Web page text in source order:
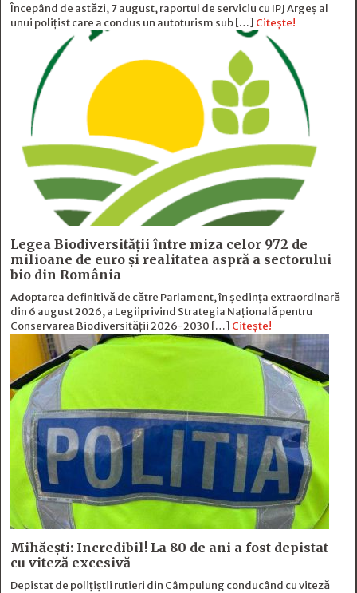
Începând de astăzi, 7 august, raportul de serviciu cu IPJ Argeș al
unui polițist care a condus un autoturism sub […] Citește!
Legea Biodiversității între miza celor 972 de
milioane de euro și realitatea aspră a sectorului
bio din România
Adoptarea definitivă de către Parlament, în ședința extraordinară
din 6 august 2026, a Legiiprivind Strategia Națională pentru
Conservarea Biodiversității 2026-2030 […] Citește!
Mihăești: Incredibil! La 80 de ani a fost depistat
cu viteză excesivă
Depistat de polițiștii rutieri din Câmpulung conducând cu viteză